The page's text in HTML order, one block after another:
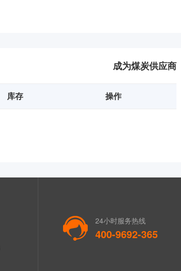
成为煤炭供应商
库存 操作
24小时服务热线
400-9692-365